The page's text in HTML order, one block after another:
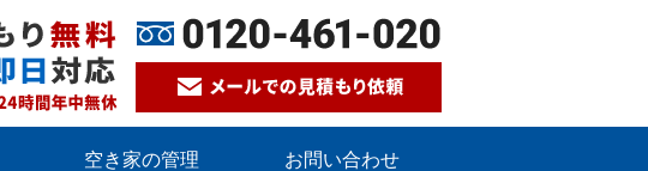
空き家の管理 お問い合わせ